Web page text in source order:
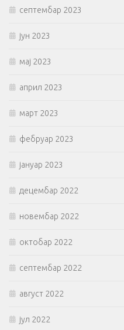
септембар 2023
јун 2023
мај 2023
април 2023
март 2023
фебруар 2023
јануар 2023
децембар 2022
новембар 2022
октобар 2022
септембар 2022
август 2022
јул 2022